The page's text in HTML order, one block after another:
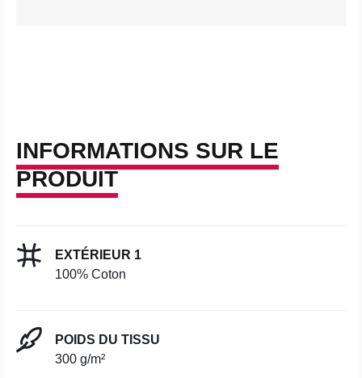
INFORMATIONS SUR LE
PRODUIT
EXTÉRIEUR 1
100% Coton
POIDS DU TISSU
300 g/m²